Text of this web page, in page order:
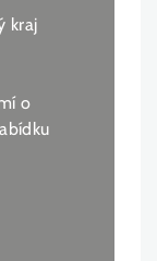
kraj
o